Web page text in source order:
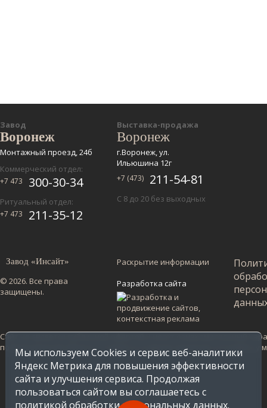
Завод
Воронеж
Монтажный проезд, 24б
Коммерческий отдел:
+7 473 300-30-34
Ритуальный отдел:
+7 473 211-35-12
Выставка-продажа
Воронеж
г.Воронеж, ул.
Ильюшина 12г
+7 (473) 211-54-81
С 8 до 20 без выходных
Завод «Инсайт»
© 2026. Все права
защищены.
Раскрытие информации
Разработка сайта
Сайт не является публичной офертой и несет ознакомительный
по Воронежской области. Стоимость в других регионах уточняйте
Мы используем Cookies и сервис веб-аналитики
Яндекс Метрика для повышения эффективности
сайта и улучшения сервиса. Продолжая
пользоваться сайтом вы соглашаетесь с
политикой обработки персональных данных.